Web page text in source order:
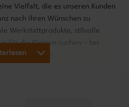
Vielfalt, die es unseren Kunden
nach ihren Wünschen zu
Werkstattprodukte, stilvolle
für die Kleinen suchen – bei
Produkte.